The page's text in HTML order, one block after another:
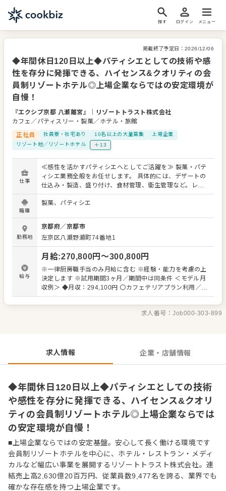
探す ログイン メニュー
掲載終了予定日： 2026/12/06
◆年間休日120日以上◆パティシエとしての技術や感
性を存分に発揮できる、ハイセンス&クオリティの会
員制リゾートホテル◎上場企業ならではの安定環境が
自慢！
『エクシブ京都 八瀬離宮』
リゾートトラスト株式会社
カフェ／パティスリー・製菓／ホテル・旅館
正社員
社員寮・社宅あり 10名以上の大量募集
上場企業
リゾート地／リゾートホテル
＋13
仕事
≪感性を活かすパティシエへとしてご活躍を≫ 製菓・パテ
ィシエ業務全般をお任せします。 具体的には、デザートの
仕込み・製造、盛り付け、食材管理、衛生管理など。レス
トランで提供するコースデザートやビュッフェスイーツ、
記念日を彩る特別なデザートなど、ホテルならではの幅広
イクオリティ」というコンセプトを大切に≫ 各ホテルで
は、最高の空間で最高の料理を楽しんでいただくことを目
指しており、料理を楽しみに施設をご利用されるお客さま
も多くいらっしゃいます。まさに“料理が看板”のホテルであ
り、パティシエとしての技術や感性を存分に発揮できる環
境です。 会員制ホテルだからこそ、お客さまの期待値も高
く、常に洗練された一皿が求められます。時には、通常の
プランにはない特別なコースや、お客さまだけのオリジナ
まの期待を超える一皿を追求しながら、より高いレベルで
磋琢磨しながら、スキルアップを目指しませんか？
職種
製菓、パティシエ
勤務地
京都府／京都市
左京区八瀬野瀬町74番地1
給与
月給:270,800円〜300,800円
※一律厨房職手当のみ月給に含む ※経験・能力を考慮の上
決定します ※試用期間3ヶ月／期間中は同条件 ＜モデル月
収例＞ ◆月収：294,100円 〇カフェテリアプラン利用／
3,300円 〇住宅手当／20,000円 ※従業員食堂利用時には一
食当たり約700円の補助が会社から出ます。 自己負担額
380円／食で利用可能です。（平均補助額：21,000円／
時金
求人番号：Job000-303-899
求人情報 企業・店舗情報
◆年間休日120日以上◆パティシエとしての技術
や感性を存分に発揮できる、ハイセンス&クオリ
ティの会員制リゾートホテル◎上場企業ならでは
の安定環境が自慢！
■上場企業ならではの安定基盤。安心して長く働ける環境です
会員制リゾートホテルを中心に、ホテル・レストラン・メディ
カルなど幅広い事業を展開するリゾートトラスト株式会社。連
結売上高2,630億20百万円、従業員数9,477名を誇る、業界でも
確かな存在感を持つ上場企業です。